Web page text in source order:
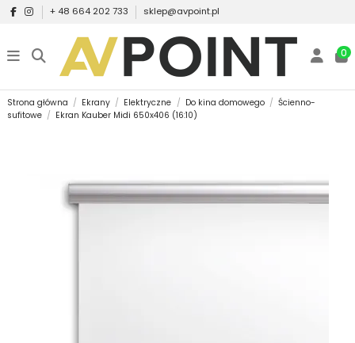
+ 48 664 202 733 sklep@avpoint.pl
0
Strona główna Ekrany Elektryczne Do kina domowego
Ścienno-
sufitowe
Ekran Kauber Midi 650x406 (16:10)